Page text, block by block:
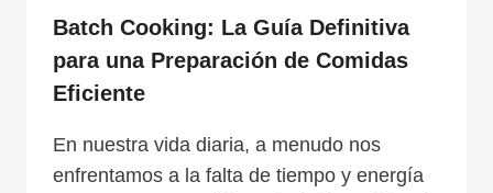
Batch Cooking: La Guía Definitiva
para una Preparación de Comidas
Eficiente
En nuestra vida diaria, a menudo nos
enfrentamos a la falta de tiempo y energía